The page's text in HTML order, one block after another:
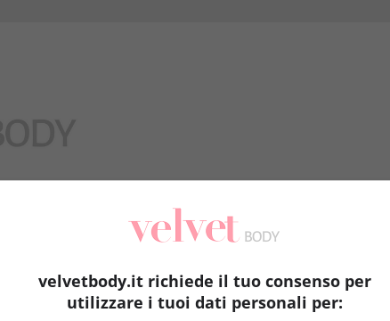
velvetbody.it richiede il tuo consenso per
utilizzare i tuoi dati personali per: